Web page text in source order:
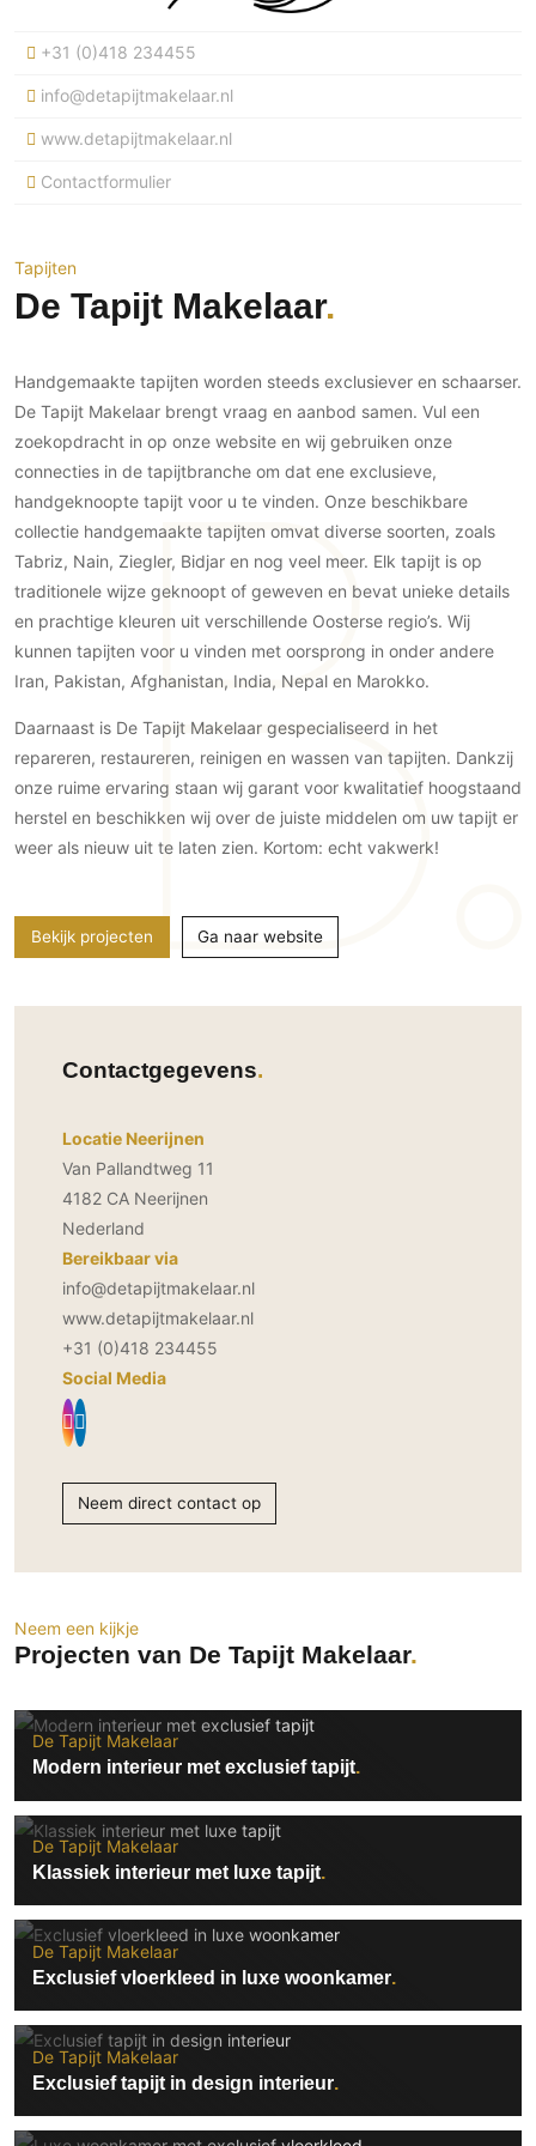
Bedden
Meubels
Glas
Interieurbouw
Keuken
Keukens
Keukenbladen
Keukenaccessoires
Keukenkranen
Ramen en deuren
Binnendeuren
Aluminium deuren
Houten deuren
Stalen deuren
Systeemwanden
Meubelbeslag
Beton Ciré vloeren
Gietvloeren
Houten vloeren
Natuursteen en keramiek vloeren
Vloerkleden
Afwerking
Beton Ciré
Behang / Wandtextiel
Natuursteen en keramiek
Schilderwerk
Spuitwerk
Technologie
Audio/Video
Thuisbioscoop
Domotica
Mirror TV
Wifi
Overig
Aannemers Interieur
Akoestiek
Binnenzwembaden
Wellness
Wijnkelder en wijnkasten
Buitendeuren
Vouwwanden
Garagedeuren
Zonwering
Buitenshutters
Overig
Autolift
3D visualisaties
Gevel
Gevelbekleding
Gevelstenen
Houten gevelbekleding
Stucwerk
Schilderwerk buiten
Tuinverlichting
Omheining
Hekwerken en poorten
Tuin wellness
Buitenvloeren
Houten buitenvloeren
Natuursteen en keramiek
buitenvloeren
Vlonders
Zonwering
Zonwering buiten
Serre/Veranda
Slaapkamer
Wellness
Wijnkelder
Woonkamer
Bijgebouw / Poolhouse
Terrasoverkapping
Villa
Zwembad
Zakelijk
Horeca
Kantoor
+31 (0)418 234455
info@detapijtmakelaar.nl
www.detapijtmakelaar.nl
Contactformulier
Tapijten
De Tapijt Makelaar
Handgemaakte tapijten worden steeds exclusiever en schaarser.
De Tapijt Makelaar brengt vraag en aanbod samen. Vul een
zoekopdracht in op onze website en wij gebruiken onze
connecties in de tapijtbranche om dat ene exclusieve,
handgeknoopte tapijt voor u te vinden. Onze beschikbare
collectie handgemaakte tapijten omvat diverse soorten, zoals
Tabriz, Nain, Ziegler, Bidjar en nog veel meer. Elk tapijt is op
traditionele wijze geknoopt of geweven en bevat unieke details
en prachtige kleuren uit verschillende Oosterse regio’s. Wij
kunnen tapijten voor u vinden met oorsprong in onder andere
Iran, Pakistan, Afghanistan, India, Nepal en Marokko.
Daarnaast is De Tapijt Makelaar gespecialiseerd in het
repareren, restaureren, reinigen en wassen van tapijten. Dankzij
onze ruime ervaring staan wij garant voor kwalitatief hoogstaand
herstel en beschikken wij over de juiste middelen om uw tapijt er
weer als nieuw uit te laten zien. Kortom: echt vakwerk!
Bekijk projecten Ga naar website
Contactgegevens
Locatie Neerijnen
Van Pallandtweg 11
4182 CA Neerijnen
Nederland
Bereikbaar via
info@detapijtmakelaar.nl
www.detapijtmakelaar.nl
+31 (0)418 234455
Social Media
Neem direct contact op
Neem een kijkje
Projecten van De Tapijt Makelaar
De Tapijt Makelaar
Modern interieur met exclusief tapijt
De Tapijt Makelaar
Klassiek interieur met luxe tapijt
De Tapijt Makelaar
Exclusief vloerkleed in luxe woonkamer
De Tapijt Makelaar
Exclusief tapijt in design interieur